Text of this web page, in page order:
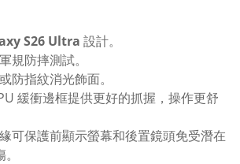
S26 Ultra 設計。
規防摔測試。
防指紋消光飾面。
緩衝邊框提供更好的抓握，操作更舒
可保護前顯示螢幕和後置鏡頭免受潛在